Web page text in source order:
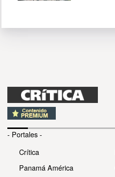
- Portales -
Crítica
Panamá América